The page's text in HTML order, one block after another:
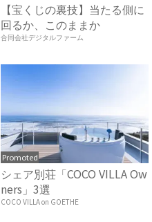
【宝くじの裏技】当たる側に
回るか、このままか
合同会社デジタルファーム
Promoted
シェア別荘「COCO VILLA Ow
ners」3選
COCO VILLA on GOETHE